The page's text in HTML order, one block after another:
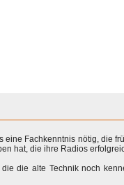
eine Fachkenntnis nötig, die
hat, die ihre Radios
die alte Technik noch